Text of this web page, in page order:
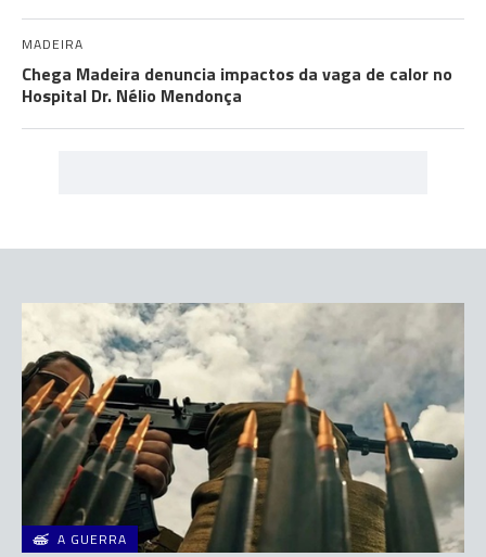
MADEIRA
Chega Madeira denuncia impactos da vaga de calor no
Hospital Dr. Nélio Mendonça
A GUERRA